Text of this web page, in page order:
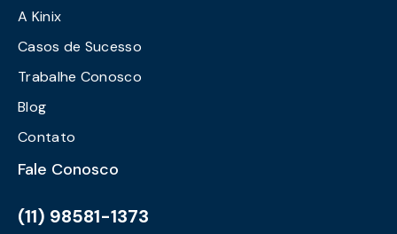
A Kinix
Casos de Sucesso
Trabalhe Conosco
Blog
Contato
Fale Conosco
(11) 98581-1373